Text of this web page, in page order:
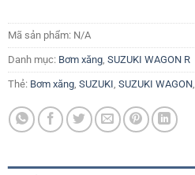
Mã sản phẩm: N/A
Danh mục: Bơm xăng, SUZUKI WAGON R
Thẻ: Bơm xăng, SUZUKI, SUZUKI WAGON,